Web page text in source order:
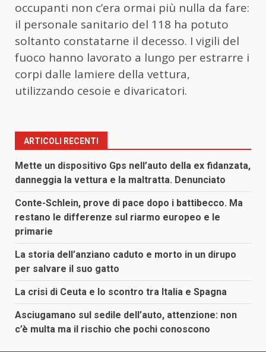
occupanti non c’era ormai più nulla da fare:
il personale sanitario del 118 ha potuto
soltanto constatarne il decesso. I vigili del
fuoco hanno lavorato a lungo per estrarre i
corpi dalle lamiere della vettura,
utilizzando cesoie e divaricatori.
ARTICOLI RECENTI
Mette un dispositivo Gps nell’auto della ex fidanzata,
danneggia la vettura e la maltratta. Denunciato
Conte-Schlein, prove di pace dopo i battibecco. Ma
restano le differenze sul riarmo europeo e le
primarie
La storia dell’anziano caduto e morto in un dirupo
per salvare il suo gatto
La crisi di Ceuta e lo scontro tra Italia e Spagna
Asciugamano sul sedile dell’auto, attenzione: non
c’è multa ma il rischio che pochi conoscono